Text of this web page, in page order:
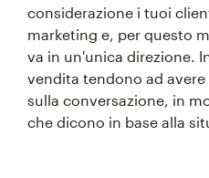
considerazione i tuoi
marketing e, per questo
va in un'unica direzione.
vendita tendono ad
sulla conversazione, in
che dicono in base alla